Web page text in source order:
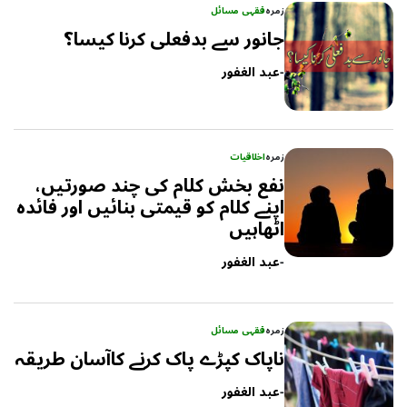
زمرہفقہی مسائل
جانور سے بدفعلی کرنا کیسا؟
-عبد الغفور
زمرہاخلاقیات
نفع بخش کلام کی چند صورتیں،
اپنے کلام کو قیمتی بنائیں اور فائدہ
اٹھاہیں
-عبد الغفور
زمرہفقہی مسائل
ناپاک کپڑے پاک کرنے کاآسان طریقہ
-عبد الغفور